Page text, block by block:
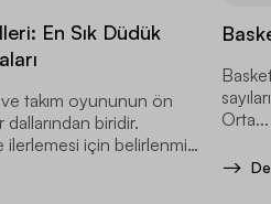
En Sık Düdük
takım oyununun ön
biridir.
ilerlemesi için belirlenmiş
Orta...